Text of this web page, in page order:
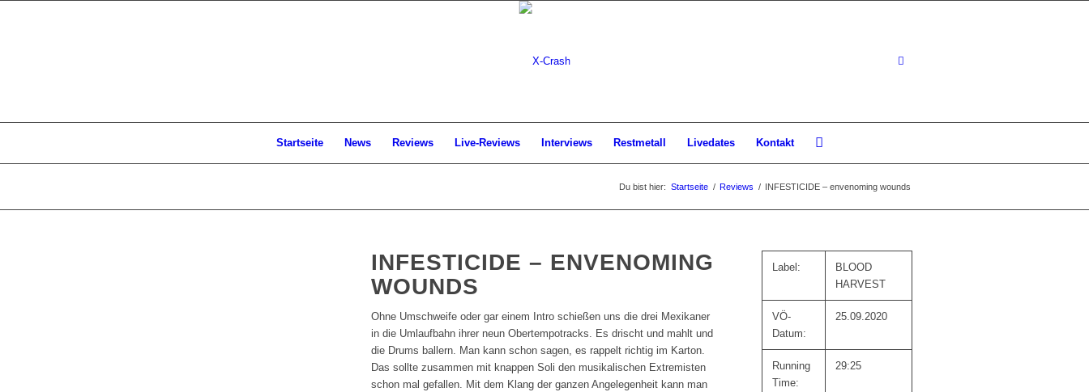
Startseite News Reviews Live-Reviews Interviews Restmetall Livedates Kontakt
Du bist hier: Startseite / Reviews / INFESTICIDE – envenoming wounds
INFESTICIDE – ENVENOMING
WOUNDS
Ohne Umschweife oder gar einem Intro schießen uns die drei Mexikaner
in die Umlaufbahn ihrer neun Obertempotracks. Es drischt und mahlt und
die Drums ballern. Man kann schon sagen, es rappelt richtig im Karton.
Das sollte zusammen mit knappen Soli den musikalischen Extremisten
schon mal gefallen. Mit dem Klang der ganzen Angelegenheit kann man
Label:
BLOOD
HARVEST
VÖ-
Datum:
25.09.2020
Running
Time:
29:25